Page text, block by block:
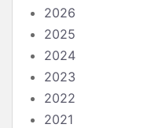
2026
2025
2024
2023
2022
2021